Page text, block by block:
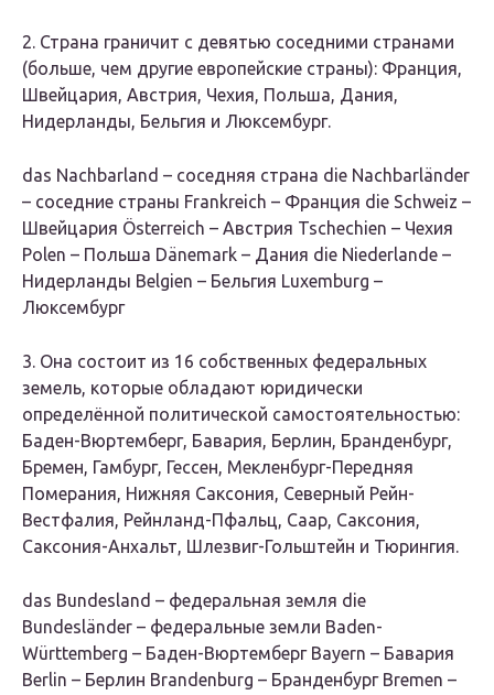
2. Страна граничит с девятью соседними странами
(больше, чем другие европейские страны): Франция,
Швейцария, Австрия, Чехия, Польша, Дания,
Нидерланды, Бельгия и Люксембург.
das Nachbarland – соседняя страна die Nachbarländer
– соседние страны Frankreich – Франция die Schweiz –
Швейцария Österreich – Австрия Tschechien – Чехия
Polen – Польша Dänemark – Дания die Niederlande –
Нидерланды Belgien – Бельгия Luxemburg –
Люксембург
3. Она состоит из 16 собственных федеральных
земель, которые обладают юридически
определённой политической самостоятельностью:
Баден-Вюртемберг, Бавария, Берлин, Бранденбург,
Бремен, Гамбург, Гессен, Мекленбург-Передняя
Померания, Нижняя Саксония, Северный Рейн-
Вестфалия, Рейнланд-Пфальц, Саар, Саксония,
Саксония-Анхальт, Шлезвиг-Гольштейн и Тюрингия.
das Bundesland – федеральная земля die
Bundesländer – федеральные земли Baden-
Württemberg – Баден-Вюртемберг Bayern – Бавария
Berlin – Берлин Brandenburg – Бранденбург Bremen –